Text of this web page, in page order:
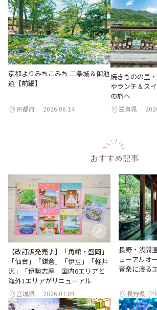
京都よりみちこみち 二条城＆御池
通【前編】
京都府 2026.06.14
焼きものの里
やランチ＆ス
の旅へ
滋賀県
おすすめ記事
【改訂版発売♪】「角館・盛岡」
「仙台」「鎌倉」「伊豆」「軽井
沢」「伊勢志摩」国内6エリアと
海外1エリアがリニューアル
宮城県 2026.07.09
長野・浅間
ューアルオ
音楽に浸る
長野県